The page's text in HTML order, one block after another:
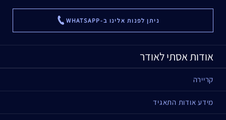
ניתן לפנות אלינו ב-WHATSAPP ...
אודות אסתי לאודר
קריירה
מידע אודות התאגיד